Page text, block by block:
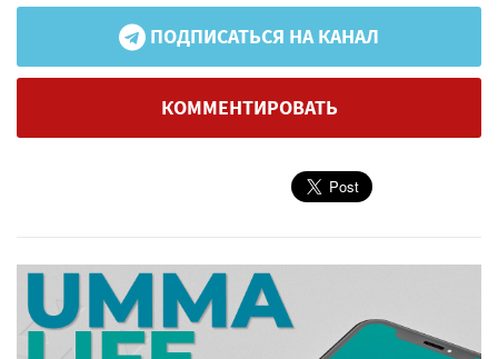
ПОДПИСАТЬСЯ НА КАНАЛ
КОММЕНТИРОВАТЬ